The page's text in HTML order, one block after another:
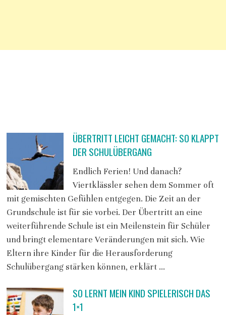
ÜBERTRITT LEICHT GEMACHT: SO KLAPPT
DER SCHULÜBERGANG
Endlich Ferien! Und danach?
Viertklässler sehen dem Sommer oft
mit gemischten Gefühlen entgegen. Die Zeit an der
Grundschule ist für sie vorbei. Der Übertritt an eine
weiterführende Schule ist ein Meilenstein für Schüler
und bringt elementare Veränderungen mit sich. Wie
Eltern ihre Kinder für die Herausforderung
Schulübergang stärken können, erklärt …
SO LERNT MEIN KIND SPIELERISCH DAS
1×1